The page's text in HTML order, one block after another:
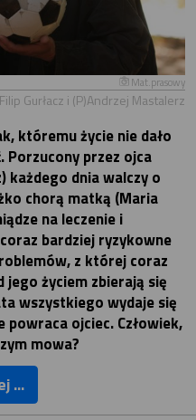
Mat.prasowy
Gurłacz i (P)Andrzej Mastalerz
któremu życie nie dało
Porzucony przez ojca
każdego dnia walczy o
chorą matką (Maria
na leczenie i
bardziej ryzykowne
z której coraz
jego życiem zbierają się
wszystkiego wydaje się
ojciec. Człowiek,
mowa?
...